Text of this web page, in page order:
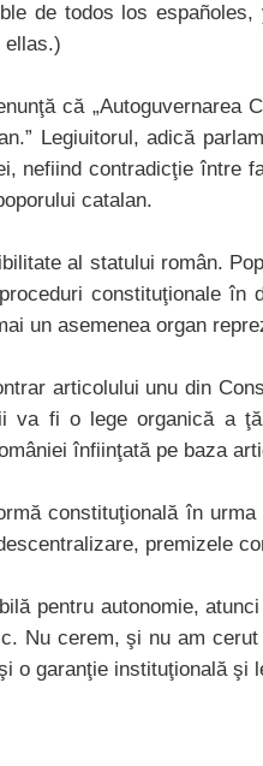
de todos los
ellas.)
că „Autoguvernarea
Legiuitorul, adică
nefiind contradicţie între
catalan.
al statului român.
constituţionale
un asemenea organ
articolului unu din
va fi o lege organică a
înfiinţată pe baza
constituţională în
premizele
pentru autonomie,
Nu cerem, şi nu am
o garanţie instituţională